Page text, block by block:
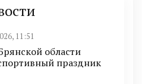
11:51
области
праздник